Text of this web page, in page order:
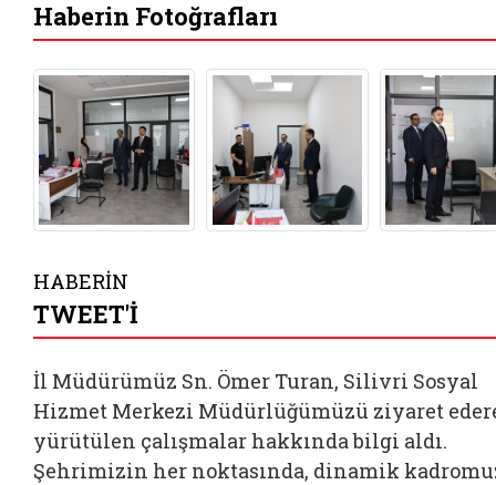
Haberin Fotoğrafları
HABERİN
TWEET'İ
İl Müdürümüz Sn. Ömer Turan, Silivri Sosyal
Hizmet Merkezi Müdürlüğümüzü ziyaret
yürütülen çalışmalar hakkında bilgi aldı.
Şehrimizin her noktasında, dinamik